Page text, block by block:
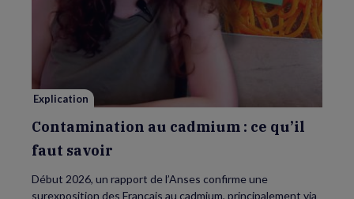
Contamination
au
cadmium :
Explication
Contamination au cadmium : ce qu’il
faut savoir
Début 2026, un rapport de l’Anses confirme une
surexposition des Français au cadmium, principalement via